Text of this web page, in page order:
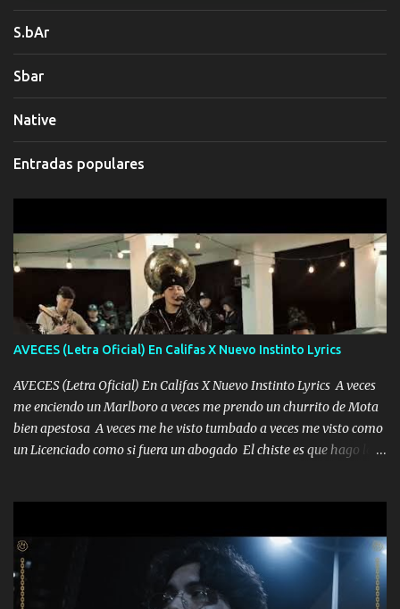
S.bAr
Sbar
Native
Entradas populares
AVECES (Letra Oficial) En Califas X Nuevo Instinto Lyrics
AVECES (Letra Oficial) En Califas X Nuevo Instinto Lyrics A veces
me enciendo un Marlboro a veces me prendo un churrito de Mota
bien apestosa A veces me he visto tumbado a veces me visto como
un Licenciado como si fuera un abogado El chiste es que hago lo
corriente no quieren verte subir de level trucha mis plebes Música
A veces me pongo un sombrero a veces me ven la cachucha de lado
con la mirada siempre en alto A veces me fajó una super o a veces
me fajó una Glock siempre armado todas las generaciones yo